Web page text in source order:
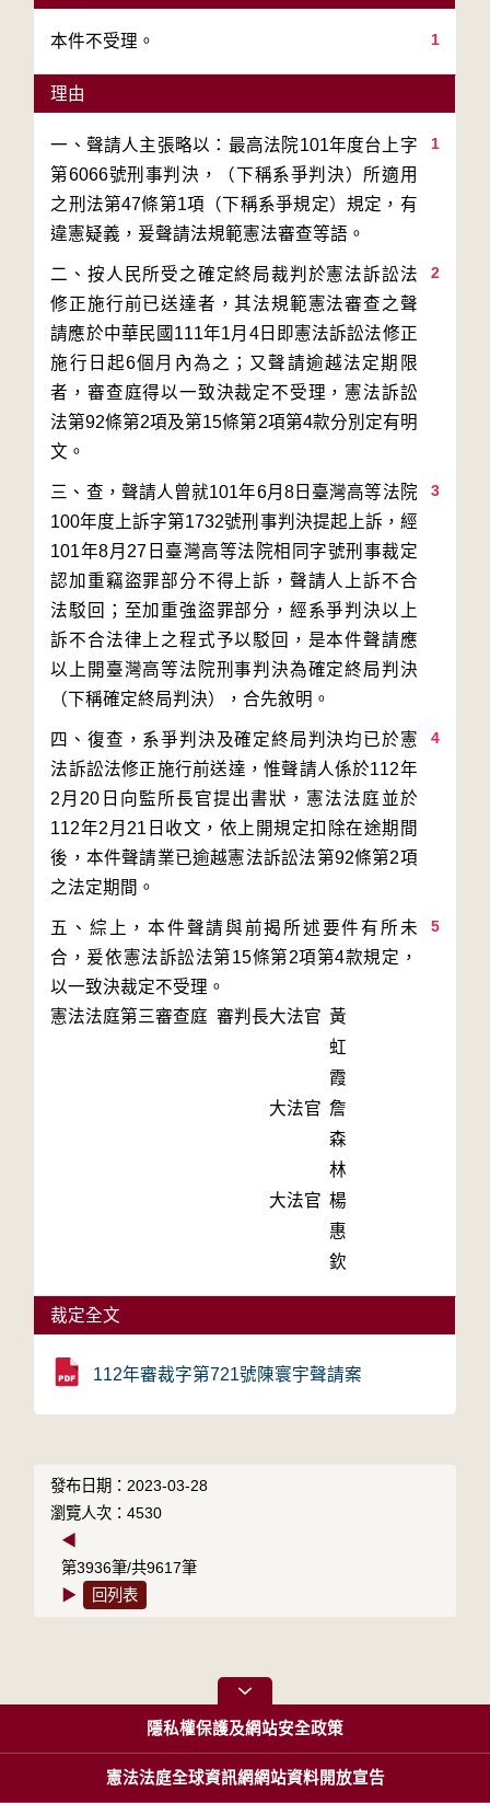
1
本件不受理。
理由
1
一、聲請人主張略以：最高法院101年度台上字
第6066號刑事判決，（下稱系爭判決）所適用
之刑法第47條第1項（下稱系爭規定）規定，有
2
二、按人民所受之確定終局裁判於憲法訴訟法
修正施行前已送達者，其法規範憲法審查之聲
請應於中華民國111年1月4日即憲法訴訟法修正
施行日起6個月內為之；又聲請逾越法定期限
者，審查庭得以一致決裁定不受理，憲法訴訟
法第92條第2項及第15條第2項第4款分別定有明
3
三、查，聲請人曾就101年6月8日臺灣高等法院
100年度上訴字第1732號刑事判決提起上訴，經
101年8月27日臺灣高等法院相同字號刑事裁定
認加重竊盜罪部分不得上訴，聲請人上訴不合
法駁回；至加重強盜罪部分，經系爭判決以上
訴不合法律上之程式予以駁回，是本件聲請應
以上開臺灣高等法院刑事判決為確定終局判決
4
四、復查，系爭判決及確定終局判決均已於憲
法訴訟法修正施行前送達，惟聲請人係於112年
2月20日向監所長官提出書狀，憲法法庭並於
112年2月21日收文，依上開規定扣除在途期間
後，本件聲請業已逾越憲法訴訟法第92條第2項
5
五、綜上，本件聲請與前揭所述要件有所未
合，爰依憲法訴訟法第15條第2項第4款規定，
以一致決裁定不受理。
憲法法庭第三審查庭 審判長大法官 黃
虹
霞
大法官 詹
森
林
大法官 楊
惠
欽
裁定全文
112年審裁字第721號陳寰宇聲請案
發布日期：2023-03-28
瀏覽人次：4530
◀
第3936筆/共9617筆
▶
回列表
隱私權保護及網站安全政策
憲法法庭全球資訊網網站資料開放宣告